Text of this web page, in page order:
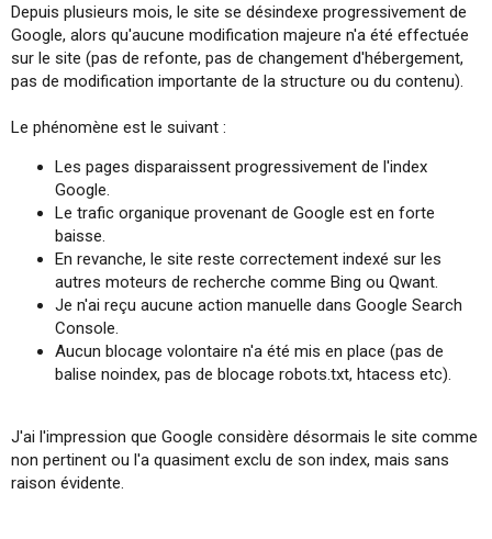
s
s
i
o
Depuis plusieurs mois, le site se désindexe progressivement de
Google, alors qu'aucune modification majeure n'a été effectuée
sur le site (pas de refonte, pas de changement d'hébergement,
pas de modification importante de la structure ou du contenu).
Le phénomène est le suivant :
Les pages disparaissent progressivement de l'index
Google.
Le trafic organique provenant de Google est en forte
baisse.
En revanche, le site reste correctement indexé sur les
autres moteurs de recherche comme Bing ou Qwant.
Je n'ai reçu aucune action manuelle dans Google Search
Console.
Aucun blocage volontaire n'a été mis en place (pas de
balise noindex, pas de blocage robots.txt, htacess etc).
J'ai l'impression que Google considère désormais le site comme
non pertinent ou l'a quasiment exclu de son index, mais sans
raison évidente.